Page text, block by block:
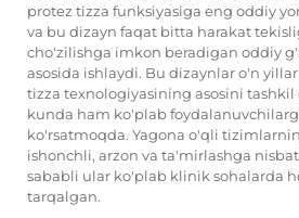
protez tizza funksiyasiga eng oddiy
va bu dizayn faqat bitta harakat
cho'zilishga imkon beradigan oddiy
asosida ishlaydi. Bu dizaynlar o'n
tizza texnologiyasining asosini
kunda ham ko'plab
ko'rsatmoqda. Yagona o'qli
ishonchli, arzon va ta'mirlashga
sababli ular ko'plab klinik sohalarda
tarqalgan.